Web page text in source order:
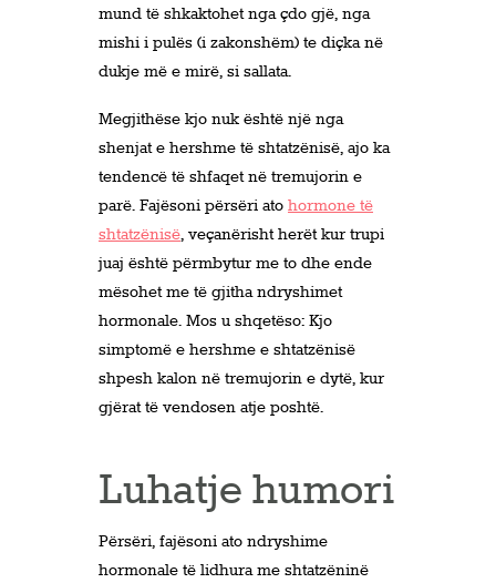
mund të shkaktohet nga çdo gjë, nga
mishi i pulës (i zakonshëm) te diçka në
dukje më e mirë, si sallata.
Megjithëse kjo nuk është një nga
shenjat e hershme të shtatzënisë, ajo ka
tendencë të shfaqet në tremujorin e
parë. Fajësoni përsëri ato hormone të
shtatzënisë, veçanërisht herët kur trupi
juaj është përmbytur me to dhe ende
mësohet me të gjitha ndryshimet
hormonale. Mos u shqetëso: Kjo
simptomë e hershme e shtatzënisë
shpesh kalon në tremujorin e dytë, kur
gjërat të vendosen atje poshtë.
Luhatje humori
Përsëri, fajësoni ato ndryshime
hormonale të lidhura me shtatzëninë